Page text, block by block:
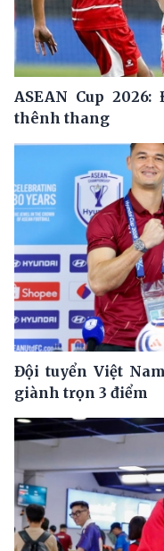
ASEAN Cup
thênh thang
Đội tuyển Việt
giành trọn 3 điểm